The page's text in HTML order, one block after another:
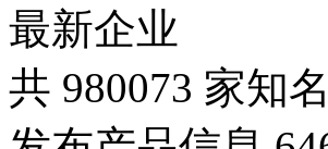
最新企业
共 980073 家知